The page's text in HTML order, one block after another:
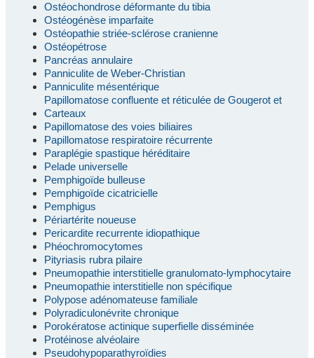
Ostéochondrose déformante du tibia
Ostéogénèse imparfaite
Ostéopathie striée-sclérose cranienne
Ostéopétrose
Pancréas annulaire
Panniculite de Weber-Christian
Panniculite mésentérique
Papillomatose confluente et réticulée de Gougerot et
Carteaux
Papillomatose des voies biliaires
Papillomatose respiratoire récurrente
Paraplégie spastique héréditaire
Pelade universelle
Pemphigoïde bulleuse
Pemphigoïde cicatricielle
Pemphigus
Périartérite noueuse
Pericardite recurrente idiopathique
Phéochromocytomes
Pityriasis rubra pilaire
Pneumopathie interstitielle granulomato-lymphocytaire
Pneumopathie interstitielle non spécifique
Polypose adénomateuse familiale
Polyradiculonévrite chronique
Porokératose actinique superfielle disséminée
Protéinose alvéolaire
Pseudohypoparathyroïdies